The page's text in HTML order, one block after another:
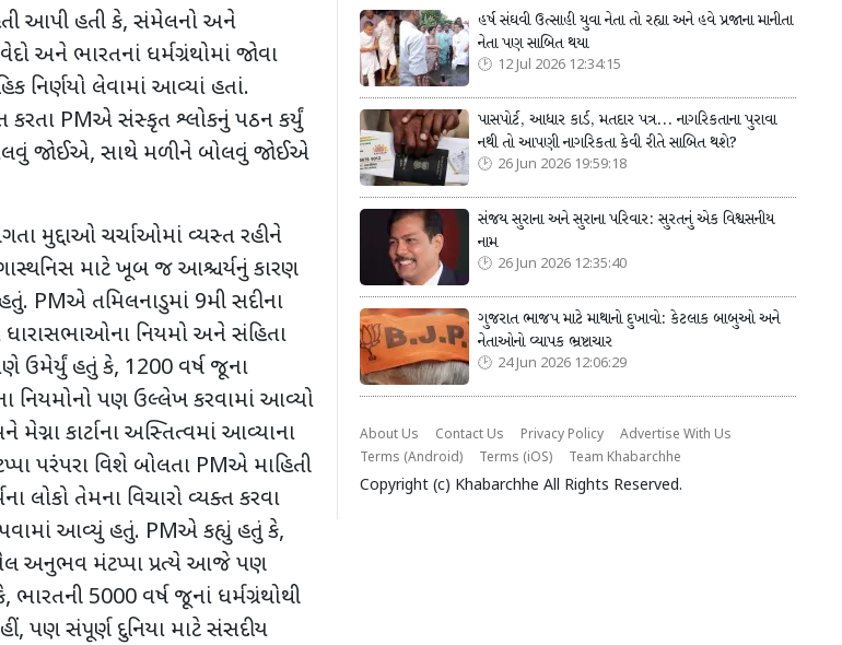
આપી હતી કે, સંમેલનો અને
અને ભારતનાં ધર્મગ્રંથોમાં જોવા
નિર્ણયો લેવામાં આવ્યાં હતાં.
કરતા PMએ સંસ્કૃત શ્લોકનું પઠન કર્યું
જોઈએ, સાથે મળીને બોલવું જોઈએ
મુદ્દાઓ ચર્ચાઓમાં વ્યસ્ત રહીને
માટે ખૂબ જ આશ્ચર્યનું કારણ
PMએ તમિલનાડુમાં 9મી સદીના
ધારાસભાઓના નિયમો અને સંહિતા
ઉમેર્યું હતું કે, 1200 વર્ષ જૂના
નિયમોનો પણ ઉલ્લેખ કરવામાં આવ્યો
કાર્ટાના અસ્તિત્વમાં આવ્યાના
પરંપરા વિશે બોલતા PMએ માહિતી
લોકો તેમના વિચારો વ્યક્ત કરવા
આવ્યું હતું. PMએ કહ્યું હતું કે,
અનુભવ મંટપ્પા પ્રત્યે આજે પણ
5000 વર્ષ જૂનાં ધર્મગ્રંથોથી
પણ સંપૂર્ણ દુનિયા માટે સંસદીય
હર્ષ સંઘવી ઉત્સાહી યુવા નેતા તો રહ્યા અને હવે પ્રજાના માનીતા
નેતા પણ સાબિત થયા
12 Jul 2026 12:34:15
પાસપોર્ટ, આધાર કાર્ડ, મતદાર પત્ર... નાગરિકતાના પુરાવા
નથી તો આપણી નાગરિકતા કેવી રીતે સાબિત થશે?
26 Jun 2026 19:59:18
સંજય સુરાના અને સુરાના પરિવાર: સુરતનું એક વિશ્વસનીય
નામ
26 Jun 2026 12:35:40
ગુજરાત ભાજપ માટે માથાનો દુખાવો: કેટલાક બાબુઓ અને
નેતાઓનો વ્યાપક ભ્રષ્ટાચાર
24 Jun 2026 12:06:29
About Us Contact Us Privacy Policy
Advertise With Us
Terms (Android)
Terms (iOS) Team Khabarchhe
Copyright (c) Khabarchhe All Rights Reserved.